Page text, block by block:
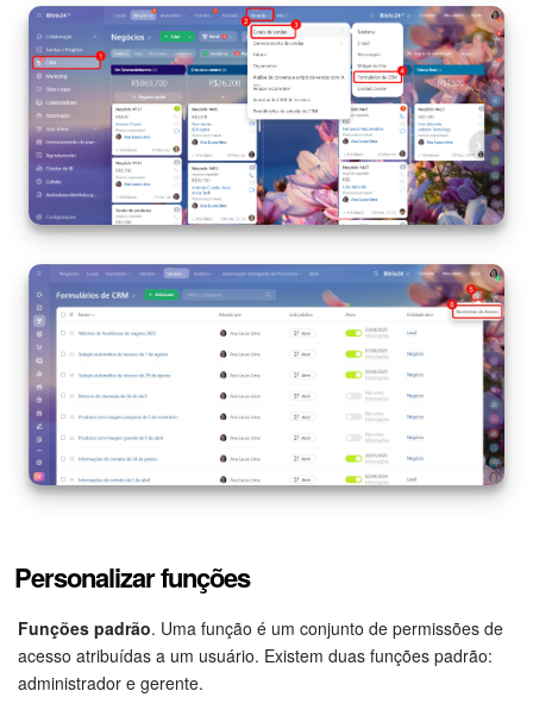
Agendamento on-line
CoPilot - IA no Bitrix24
Contact Center
Telefonia
CRM + Loja On-line
Sales Center
Análise CRM
Criador de BI
Automação
Marketing
Bitrix24.Sites
Loja On-line
Personalizar funções
Funções padrão. Uma função é um conjunto de permissões de
acesso atribuídas a um usuário. Existem duas funções padrão:
administrador e gerente.